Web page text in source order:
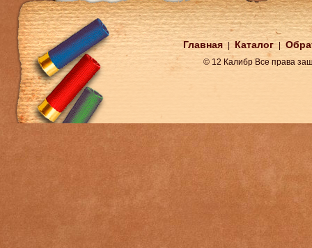
Главная Каталог
© 12 Калибр Все права